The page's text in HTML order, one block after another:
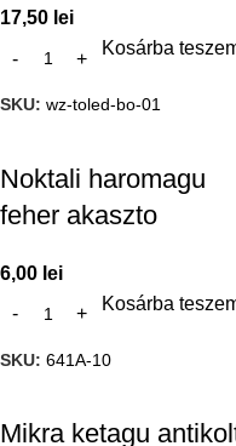
17,50 lei
Kosárba
SKU: wz-toled-bo-01
Noktali haromagu
feher akaszto
6,00 lei
Kosárba
SKU: 641A-10
Mikra ketagu